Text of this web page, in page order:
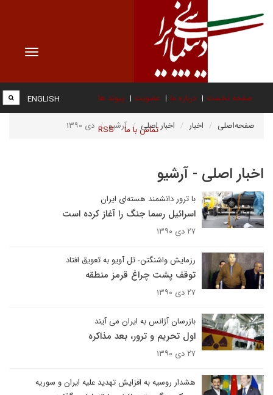
Toggle
صفحه نخست درباره ما عضویت پیوند ها
تماس با ما RSS
ENGLISH
صفحه‌اصلی اخبار اخبار اصلی آرشیو دی ۱۳۹۰
اخبار اصلی - آرشیو
با ترور دانشمند هسته‌ای ایران
اسرائیل رسما جنگ را آغاز کرده است
۲۷ دی ۱۳۹۰
رزمایش واشنگتن- تل آویو به تعویق افتاد
توقف پشت چراغ قرمز منطقه
۲۷ دی ۱۳۹۰
بازرسان آژانس به ایران می آیند
اول تحریم و ترور، بعد مذاکره
۲۷ دی ۱۳۹۰
هشدار روسیه به افزایش تهدید علیه ایران و سوریه